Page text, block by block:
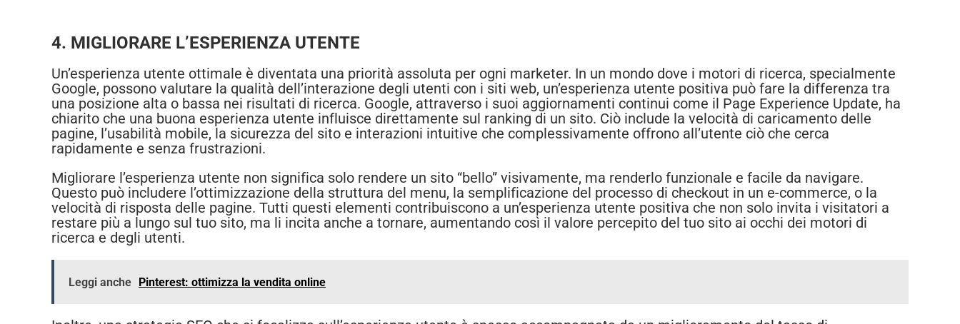
4. MIGLIORARE L’ESPERIENZA UTENTE
Un’esperienza utente ottimale è diventata una priorità assoluta per ogni marketer. In un mondo dove i motori di ricerca, specialmente
Google, possono valutare la qualità dell’interazione degli utenti con i siti web, un’esperienza utente positiva può fare la differenza tra
una posizione alta o bassa nei risultati di ricerca. Google, attraverso i suoi aggiornamenti continui come il Page Experience Update, ha
chiarito che una buona esperienza utente influisce direttamente sul ranking di un sito. Ciò include la velocità di caricamento delle
pagine, l’usabilità mobile, la sicurezza del sito e interazioni intuitive che complessivamente offrono all’utente ciò che cerca
rapidamente e senza frustrazioni.
Migliorare l’esperienza utente non significa solo rendere un sito “bello” visivamente, ma renderlo funzionale e facile da navigare.
Questo può includere l’ottimizzazione della struttura del menu, la semplificazione del processo di checkout in un e-commerce, o la
velocità di risposta delle pagine. Tutti questi elementi contribuiscono a un’esperienza utente positiva che non solo invita i visitatori a
restare più a lungo sul tuo sito, ma li incita anche a tornare, aumentando così il valore percepito del tuo sito ai occhi dei motori di
ricerca e degli utenti.
Leggi anche Pinterest: ottimizza la vendita online